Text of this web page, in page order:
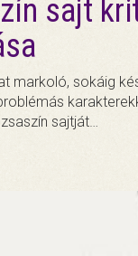
sajt
markoló, sokáig
sajtját…